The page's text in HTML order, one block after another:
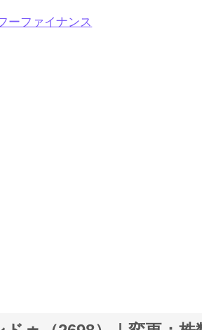
ーファイナンス